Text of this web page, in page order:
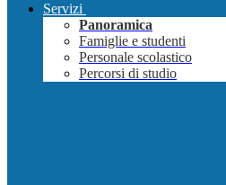
Servizi
Panoramica
Famiglie e studenti
Personale scolastico
Percorsi di studio